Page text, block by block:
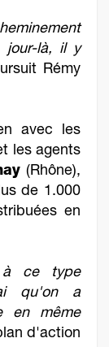
jour-là, il y
Rémy
avec les
les agents
(Rhône),
de 1.000
en
à ce type
qu'on a
en même
d'action